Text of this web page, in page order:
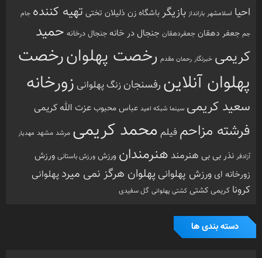
احیا اسلامشهر بارانداز بازیگرباشگاه زن ذلیلان تختی تهیه کننده جام
جم جعفر دهقان جعفردهقان جنجال در خانه جنجال درخانه حمید
کریمی خبرنگار رحمان مقدم رخصت پهلوانرخصت
پهلوان آنلاین رفسنجان زنگ پهلوانی زورخانه
سعید کریمی سینما شبکه امید عباس محبوبعزت الله کریمی
فرشته مزاحمفیلم محمد کریمی مرشد مشهد مهدیار
آزادفر نذر بی بی هنرمند هنرمندان ورزش ورزش باستانی ورزش
زورخانه ای ورزش پهلوانی پهلوان هرگز نمی میرد پهلوانی
کرونا کریمی کشتی کشتی پهلوانی گل سفیدی
دسته بندی ها